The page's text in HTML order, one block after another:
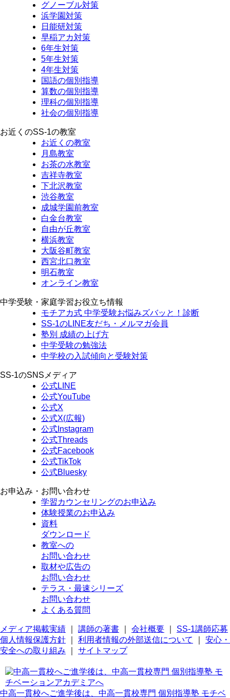
グノーブル対策
浜学園対策
日能研対策
早稲アカ対策
6年生対策
5年生対策
4年生対策
国語の個別指導
算数の個別指導
理科の個別指導
社会の個別指導
お近くのSS-1の教室
お近くの教室
月島教室
お茶の水教室
吉祥寺教室
下北沢教室
渋谷教室
成城学園前教室
白金台教室
自由が丘教室
横浜教室
大阪谷町教室
西宮北口教室
明石教室
オンライン教室
中学受験・家庭学習お役立ち情報
モチアカ式 中学受験お悩みズバッと！診断
SS-1のLINE友だち・メルマガ会員
塾別 成績の上げ方
中学受験の勉強法
中学校の入試傾向と受験対策
SS-1のSNSメディア
公式LINE
公式YouTube
公式X
公式X(広報)
公式Instagram
公式Threads
公式Facebook
公式TikTok
公式Bluesky
お申込み・お問い合わせ
学習カウンセリングのお申込み
体験授業のお申込み
資料
ダウンロード
教室への
お問い合わせ
取材や広告の
お問い合わせ
テラス・最速シリーズ
お問い合わせ
よくある質問
メディア掲載実績 講師の著書 会社概要
SS-1講師応募
個人情報保護方針
利用者情報の外部送信について
安心・
安全への取り組み
サイトマップ
中高一貫校へご進学後は、中高一貫校専門 個別指導塾 モチベ